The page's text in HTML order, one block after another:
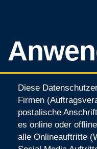
Diese
Firmen
postalische
es online oder
alle Onlineauftritte